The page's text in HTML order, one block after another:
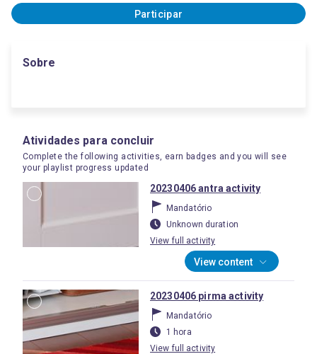
Participar
Sobre
Atividades para concluir
Complete the following activities, earn badges and you will see
your playlist progress updated
20230406 antra activity
Mandatório
Unknown duration
View full activity
View content
20230406 pirma activity
Mandatório
1 hora
View full activity